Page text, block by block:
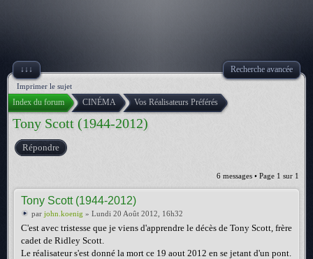
↓↓↓ Recherche avancée
Imprimer le sujet
Index du forum CINÉMA Vos Réalisateurs Préférés
Tony Scott (1944-2012)
Répondre
6 messages • Page 1 sur 1
Tony Scott (1944-2012)
par john.koenig » Lundi 20 Août 2012, 16h32
C'est avec tristesse que je viens d'apprendre le décès de Tony Scott, frère
cadet de Ridley Scott.
Le réalisateur s'est donné la mort ce 19 aout 2012 en se jetant d'un pont.